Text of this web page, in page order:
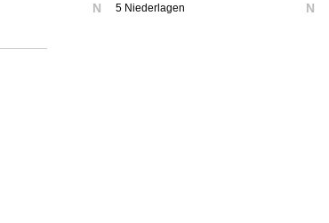
N 5 Niederlagen N